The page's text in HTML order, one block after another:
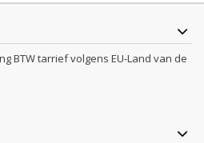
BTW tarrief volgens EU-Land van de